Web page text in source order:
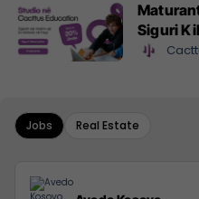
Siguri
Jobs Real Estate